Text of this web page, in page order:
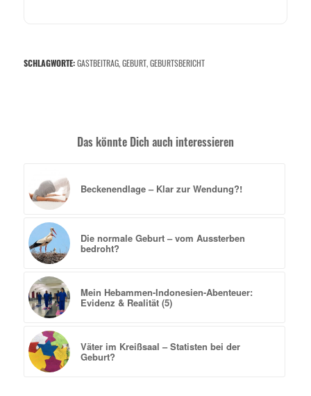
SCHLAGWORTE: GASTBEITRAG,GEBURT,GEBURTSBERICHT
Das könnte Dich auch interessieren
Beckenendlage – Klar zur Wendung?!
Die normale Geburt – vom Aussterben
bedroht?
Mein Hebammen-Indonesien-Abenteuer:
Evidenz & Realität (5)
Väter im Kreißsaal – Statisten bei der
Geburt?